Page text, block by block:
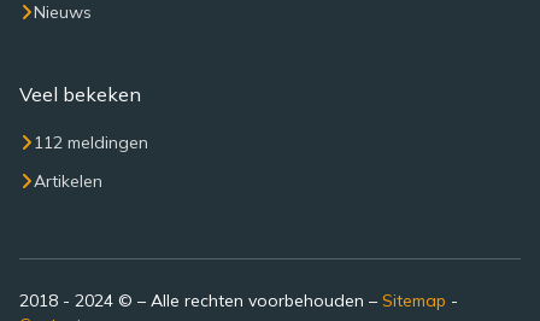
Nieuws
Veel bekeken
112 meldingen
Artikelen
2018 - 2024 © – Alle rechten voorbehouden – Sitemap -